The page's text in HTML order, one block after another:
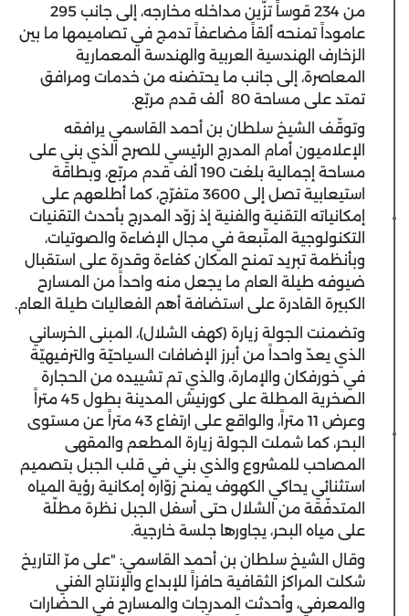
من 234 قوساً تزّين مداخله مخارجه، إلى جانب 295
عاموداً تمنحه ألقاً مضاعفاً تدمج في تصاميمها ما بين
الزخارف الهندسية العربية والهندسة المعمارية
المعاصرة، إلى جانب ما يحتضنه من خدمات ومرافق
تمتد على مساحة 80 ألف قدم مربّع.
وتوقّف الشيخ سلطان بن أحمد القاسمي يرافقه
الإعلاميون أمام المدرج الرئيسي للصرح الذي بني على
مساحة إجمالية بلغت 190 ألف قدم مربّع، وبطاقة
استيعابية تصل إلى 3600 متفرّج، كما أطلعهم على
إمكانياته التقنية والفنية إذ زوّد المدرج بأحدث التقنيات
التكنولوجية المتّبعة في مجال الإضاءة والصوتيات،
وبأنظمة تبريد تمنح المكان كفاءة وقدرة على استقبال
ضيوفه طيلة العام ما يجعل منه واحداً من المسارح
الكبيرة القادرة على استضافة أهم الفعاليات طيلة العام.
وتضمنت الجولة زيارة (كهف الشلال)، المبنى الخرساني
الذي يعدّ واحداً من أبرز الإضافات السياحيّة والترفيهيّة
في خورفكان والإمارة، والذي تم تشييده من الحجارة
الصخرية المطلة على كورنيش المدينة بطول 45 متراً
وعرض 11 متراً، والواقع على ارتفاع 43 متراً عن مستوى
البحر، كما شملت الجولة زيارة المطعم والمقهى
المصاحب للمشروع والذي بني في قلب الجبل بتصميم
استثنائي يحاكي الكهوف يمنح زوّاره إمكانية رؤية المياه
المتدفّقة من الشلال حتى أسفل الجبل نظرة مطلّة
على مياه البحر، يجاورها جلسة خارجية.
وقال الشيخ سلطان بن أحمد القاسمي: "على مرّ التاريخ
شكلت المراكز الثقافية حافزاً للإبداع والإنتاج الفني
والمعرفي، وأحدثت المدرجات والمسارح في الحضارات